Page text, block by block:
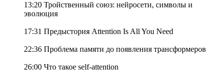
13:20 Тройственный союз: нейросети, символы и
эволюция
17:31 Предыстория Attention Is All You Need
22:36 Проблема памяти до появления трансформеров
26:00 Что такое self-attention